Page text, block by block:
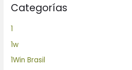
Categorías
1
1w
1Win Brasil